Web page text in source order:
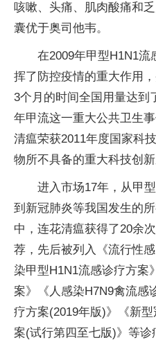
咳嗽、头痛、肌肉酸痛和
囊优于奥司他韦。
在2009年甲型H1N1
挥了防控疫情的重大作用
3个月的时间全国用量达到
年甲流这一重大公共卫生
清瘟荣获2011年度国家科
物所不具备的重大科技创新
进入市场17年，从甲
到新冠肺炎等我国发生的
中，连花清瘟获得了20余
荐，先后被列入《流行性
染甲型H1N1流感诊疗方案
案》《人感染H7N9禽流感
疗方案(2019年版)》《新
案(试行第四至七版)》等